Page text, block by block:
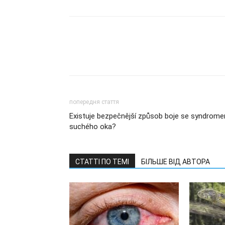
попередня стаття
Existuje bezpečnější způsob boje se
suchého oka?
СТАТТІ ПО ТЕМІ БІЛЬШЕ ВІД АВТОРА